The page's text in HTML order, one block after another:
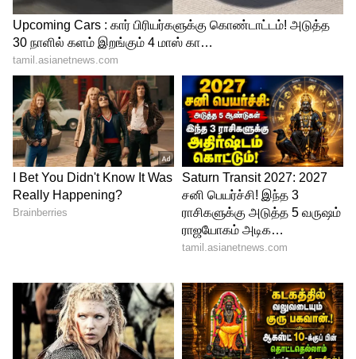
தனியார் கல்லூரிகளில் இருந்த 17 அரசு
நிரப்பட்டிருக்கின்றன. இதன் மூலம்
தகுதியுடைய மாணவர்களுக்கு வாய்ப்பு
மறுக்கப் பட்டிருக்கக்கூடும். தனியார்
கல்லூரிகள் அவற்றின் விருப்பப்படி